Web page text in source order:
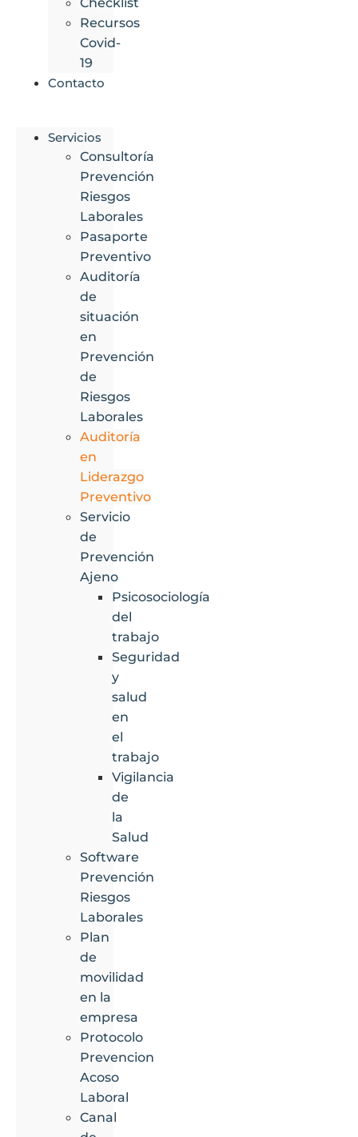
Recursos
Covid-
19
Contacto
Servicios
Consultoría
Prevención
Riesgos
Laborales
Pasaporte
Preventivo
Auditoría
de
situación
en
Prevención
de
Riesgos
Laborales
Auditoría
en
Liderazgo
Preventivo
Servicio
de
Prevención
Ajeno
Psicosociología
del
trabajo
Seguridad
y
salud
en
el
trabajo
Vigilancia
de
la
Salud
Software
Prevención
Riesgos
Laborales
Plan
de
movilidad
en la
empresa
Protocolo
Prevencion
Acoso
Laboral
Canal